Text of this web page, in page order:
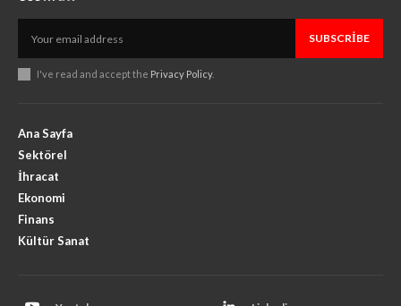
SUBSCRIBE
I've read and accept the Privacy Policy.
Ana Sayfa
Sektörel
İhracat
Ekonomi
Finans
Kültür Sanat